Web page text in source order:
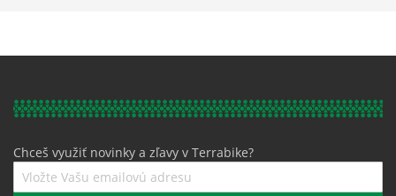
Chceš využiť novinky a zľavy v Terrabike?
Prihláste
sa